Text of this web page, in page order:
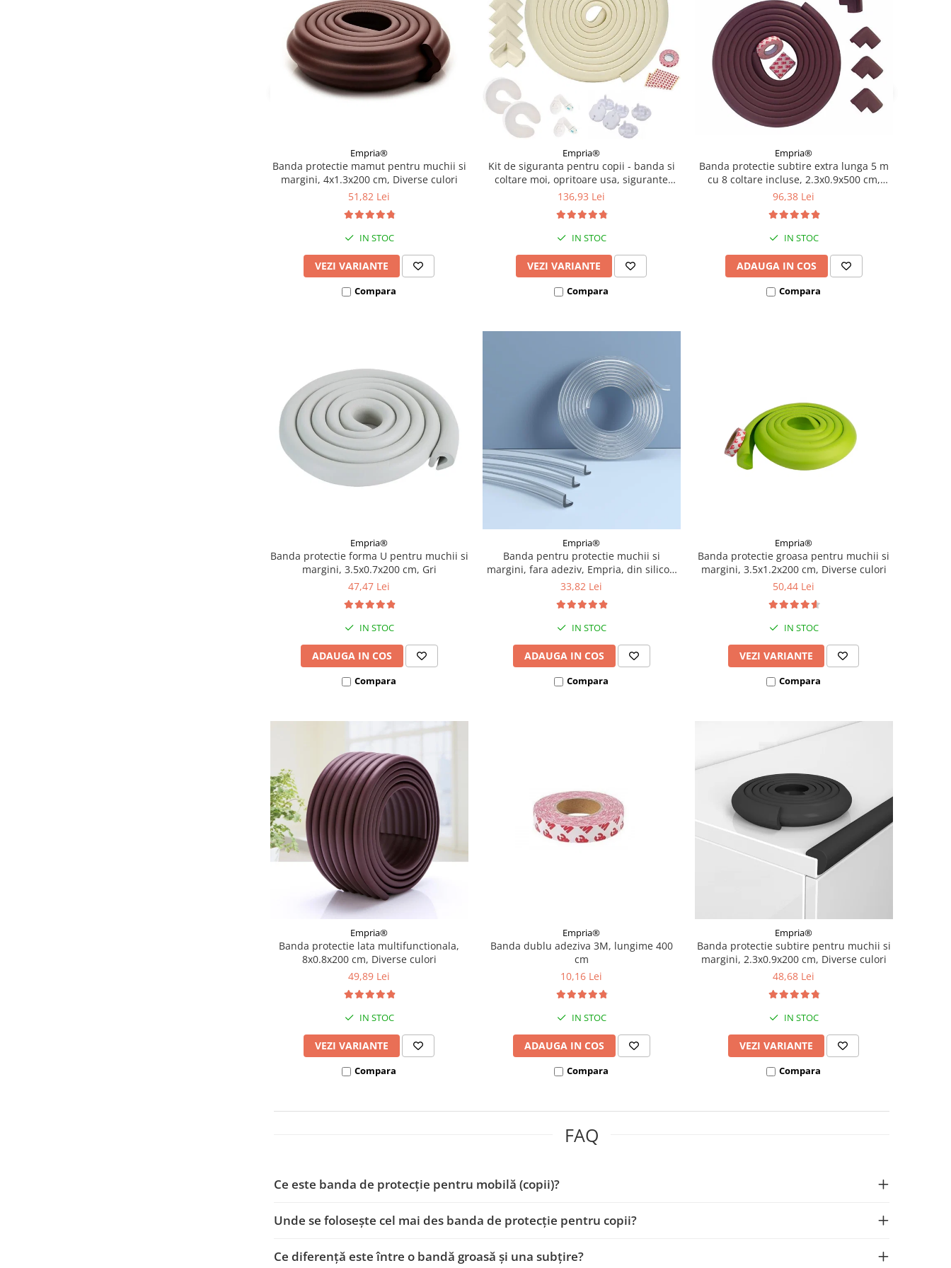
Empria®
Banda protectie mamut pentru muchii si
margini, 4x1.3x200 cm, Diverse culori
51,82 Lei
IN STOC
VEZI VARIANTE
Compara
Empria®
Kit de siguranta pentru copii - banda si
coltare moi, opritoare usa, sigurante
sertar si priza, Diverse culori
136,93 Lei
IN STOC
VEZI VARIANTE
Compara
Empria®
Banda protectie subtire extra lunga 5 m
cu 8 coltare incluse, 2.3x0.9x500 cm,
Diverse culori
96,38 Lei
IN STOC
ADAUGA IN COS
Compara
Empria®
Banda protectie forma U pentru muchii si
margini, 3.5x0.7x200 cm, Gri
47,47 Lei
IN STOC
ADAUGA IN COS
Compara
Empria®
Banda pentru protectie muchii si
margini, fara adeziv, Empria, din silicon
transparent, 1.2x0.5x200 cm
33,82 Lei
IN STOC
ADAUGA IN COS
Compara
Empria®
Banda protectie groasa pentru muchii si
margini, 3.5x1.2x200 cm, Diverse culori
50,44 Lei
IN STOC
VEZI VARIANTE
Compara
Empria®
Banda protectie lata multifunctionala,
8x0.8x200 cm, Diverse culori
49,89 Lei
IN STOC
VEZI VARIANTE
Compara
Empria®
Banda dublu adeziva 3M, lungime 400
cm
10,16 Lei
IN STOC
ADAUGA IN COS
Compara
Empria®
Banda protectie subtire pentru muchii si
margini, 2.3x0.9x200 cm, Diverse culori
48,68 Lei
IN STOC
VEZI VARIANTE
Compara
FAQ
Ce este banda de protecție pentru mobilă (copii)?
Unde se folosește cel mai des banda de protecție pentru copii?
Ce diferență este între o bandă groasă și una subțire?